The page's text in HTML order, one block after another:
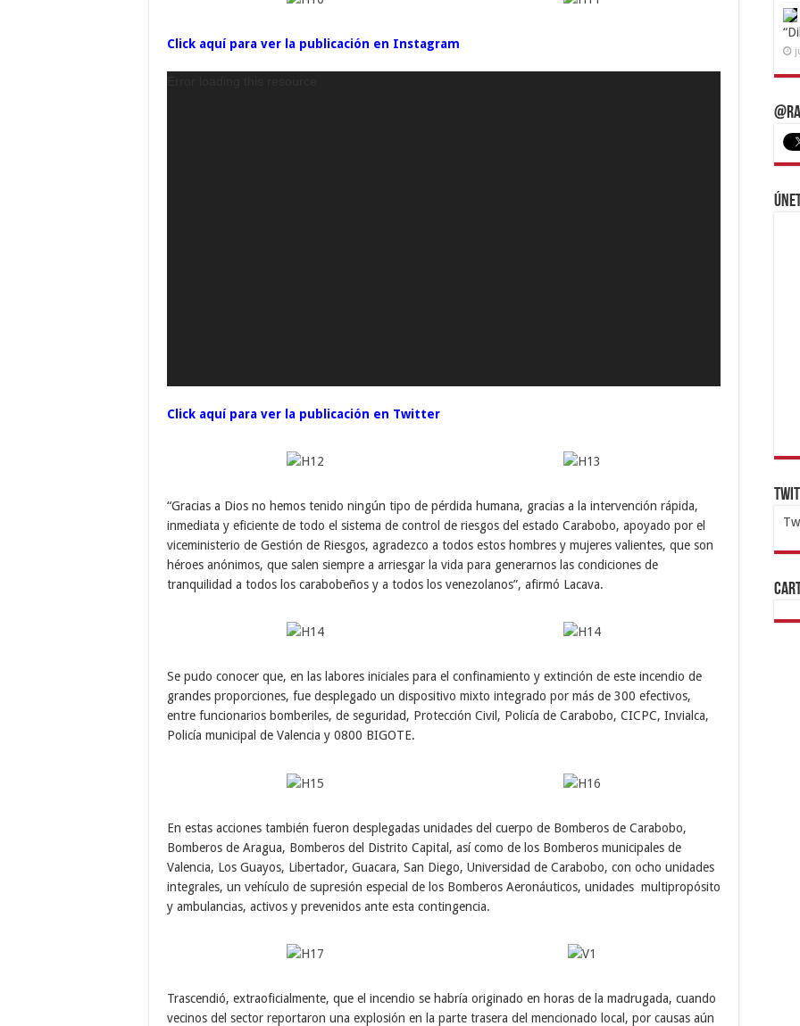
Click aquí para ver la publicación en Instagram
Click aquí para ver la publicación en Twitter
“Gracias a Dios no hemos tenido ningún tipo de pérdida humana, gracias a la intervención rápida,
inmediata y eficiente de todo el sistema de control de riesgos del estado Carabobo, apoyado por el
viceministerio de Gestión de Riesgos, agradezco a todos estos hombres y mujeres valientes, que son
héroes anónimos, que salen siempre a arriesgar la vida para generarnos las condiciones de
tranquilidad a todos los carabobeños y a todos los venezolanos”, afirmó Lacava.
Se pudo conocer que, en las labores iniciales para el confinamiento y extinción de este incendio de
grandes proporciones, fue desplegado un dispositivo mixto integrado por más de 300 efectivos,
entre funcionarios bomberiles, de seguridad, Protección Civil, Policía de Carabobo, CICPC, Invialca,
Policía municipal de Valencia y 0800 BIGOTE.
En estas acciones también fueron desplegadas unidades del cuerpo de Bomberos de Carabobo,
Bomberos de Aragua, Bomberos del Distrito Capital, así como de los Bomberos municipales de
Valencia, Los Guayos, Libertador, Guacara, San Diego, Universidad de Carabobo, con ocho unidades
integrales, un vehículo de supresión especial de los Bomberos Aeronáuticos, unidades multipropósito
y ambulancias, activos y prevenidos ante esta contingencia.
Trascendió, extraoficialmente, que el incendio se habría originado en horas de la madrugada, cuando
vecinos del sector reportaron una explosión en la parte trasera del mencionado local, por causas aún